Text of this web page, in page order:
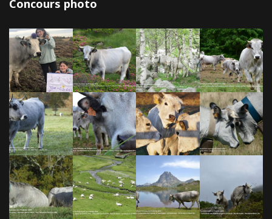
Concours photo